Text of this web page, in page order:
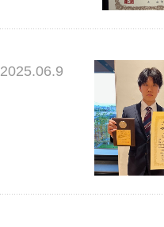
2025.06.9